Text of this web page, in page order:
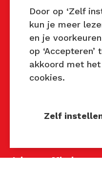
Techniek Tastbaar in
te organiseren of
vragen over dit
neem dan contact
via de gegevens.
Privacy Beleid
John van Mierlo
Door op ‘Zelf
kun je meer
en je
op
akkoord met
cookies.
Zelf